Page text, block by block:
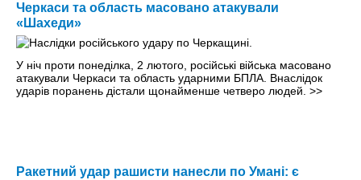
Черкаси та область масовано атакували
«Шахеди»
У ніч проти понеділка, 2 лютого, російські війська масовано
атакували Черкаси та область ударними БПЛА. Внаслідок
ударів поранень дістали щонайменше четверо людей. >>
Ракетний удар рашисти нанесли по Умані: є